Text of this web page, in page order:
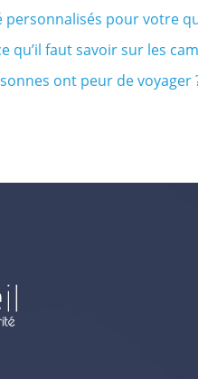
personnalisés pour votre
qu’il faut savoir sur les
ont peur de voyager